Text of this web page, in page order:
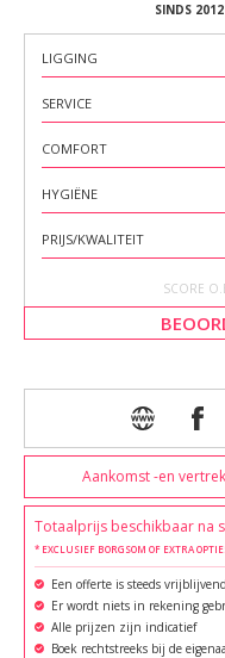
Aankomst -en
Totaalprijs beschikbaar na
* EXCLUSIEF BORGSOM OF EXTRA
Een offerte is steeds vrijblijvend
Er wordt niets in rekening
Alle prijzen zijn indicatief
Boek rechtstreeks bij de
SINDS
LIGGING
SERVICE
COMFORT
HYGIËNE
PRIJS/KWALITEIT
SCORE